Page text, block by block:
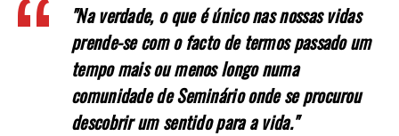
"Na verdade, o que é único nas nossas vidas
prende-se com o facto de termos passado um
tempo mais ou menos longo numa
comunidade de Seminário onde se procurou
descobrir um sentido para a vida."